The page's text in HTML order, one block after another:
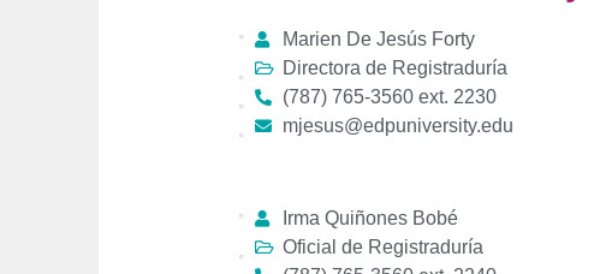
Marien De Jesús Forty
Directora de Registraduría
(787) 765-3560 ext. 2230
mjesus@edpuniversity.edu
Irma Quiñones Bobé
Oficial de Registraduría